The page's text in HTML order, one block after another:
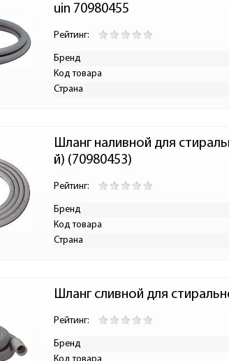
uin 70980455
Рейтинг:
Бренд
Код товара
Страна
Шланг наливной для
й) (70980453)
Рейтинг:
Бренд
Код товара
Страна
Шланг сливной для
Рейтинг:
Бренд